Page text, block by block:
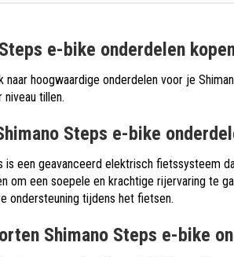
e-bike onderdelen
naar hoogwaardige onderdelen voor je
niveau tillen.
Steps e-bike
is een geavanceerd elektrisch fietssysteem
om een soepele en krachtige rijervaring te
ondersteuning tijdens het fietsen.
Shimano Steps e-bike